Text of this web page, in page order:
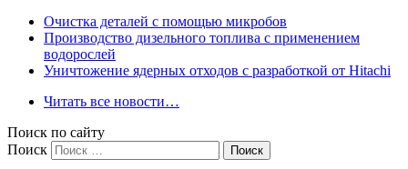
Очистка деталей с помощью микробов
Производство дизельного топлива с применением
водорослей
Уничтожение ядерных отходов с разработкой от Hitachi
Читать все новости…
Поиск по сайту
Поиск